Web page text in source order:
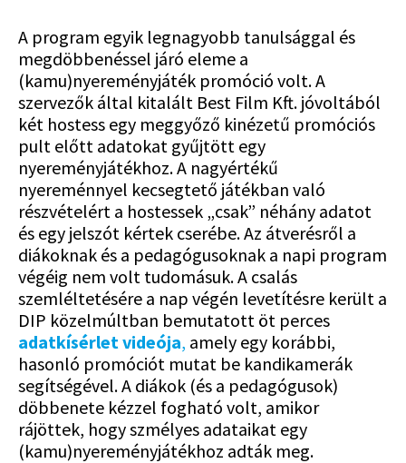
A program egyik legnagyobb tanulsággal és
megdöbbenéssel járó eleme a
(kamu)nyereményjáték promóció volt. A
szervezők által kitalált Best Film Kft. jóvoltából
két hostess egy meggyőző kinézetű promóciós
pult előtt adatokat gyűjtött egy
nyereményjátékhoz. A nagyértékű
nyereménnyel kecsegtető játékban való
részvételért a hostessek „csak” néhány adatot
és egy jelszót kértek cserébe. Az átverésről a
diákoknak és a pedagógusoknak a napi program
végéig nem volt tudomásuk. A csalás
szemléltetésére a nap végén levetítésre került a
DIP közelmúltban bemutatott öt perces
adatkísérlet videója, amely egy korábbi,
hasonló promóciót mutat be kandikamerák
segítségével. A diákok (és a pedagógusok)
döbbenete kézzel fogható volt, amikor
rájöttek, hogy szmélyes adataikat egy
(kamu)nyereményjátékhoz adták meg.